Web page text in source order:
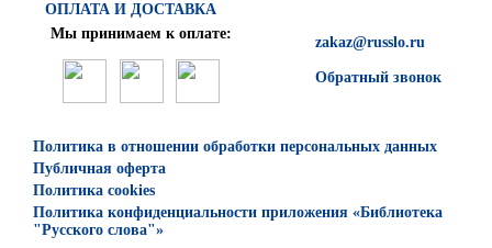
ОПЛАТА И ДОСТАВКА
zakaz@russlo.ru
Обратный звонок
Мы принимаем к оплате:
Политика в отношении обработки персональных данных
Публичная оферта
Политика cookies
Политика конфиденциальности приложения «Библиотека
"Русского слова"»